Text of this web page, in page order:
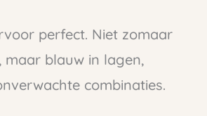
perfect. Niet zomaar
maar blauw in lagen,
combinaties.